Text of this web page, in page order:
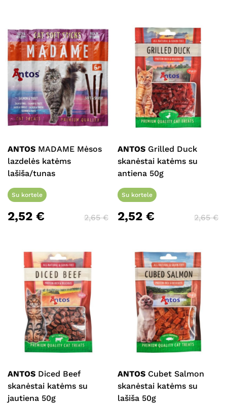
ANTOS MADAME Mėsos
lazdelės katėms
lašiša/tunas
Su kortele
2,52 € 2,65€
ANTOS Grilled Duck
skanėstai katėms su
antiena 50g
Su kortele
2,52€ 2,65€
ANTOS Diced Beef
skanėstai katėms su
jautiena 50g
ANTOS Cubet Salmon
skanėstai katėms su
lašiša 50g